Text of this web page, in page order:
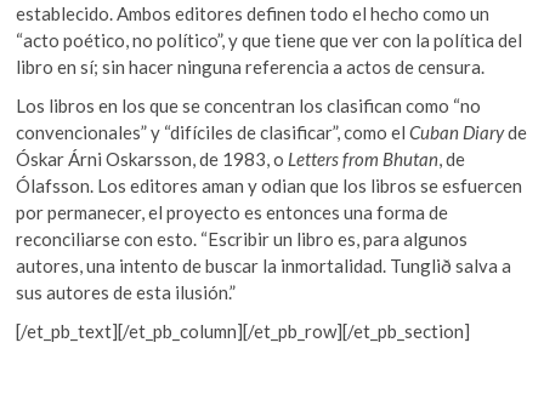
establecido. Ambos editores definen todo el hecho como un
“acto poético, no político”, y que tiene que ver con la política del
libro en sí; sin hacer ninguna referencia a actos de censura.
Los libros en los que se concentran los clasifican como “no
convencionales” y “difíciles de clasificar”, como elCuban Diaryde
Óskar Árni Oskarsson, de 1983, o Letters from Bhutan, de
Ólafsson. Los editores aman y odian que los libros se esfuercen
por permanecer, el proyecto es entonces una forma de
reconciliarse con esto. “Escribir un libro es, para algunos
autores, una intento de buscar la inmortalidad. Tunglið salva a
sus autores de esta ilusión.”
[/et_pb_text][/et_pb_column][/et_pb_row][/et_pb_section]